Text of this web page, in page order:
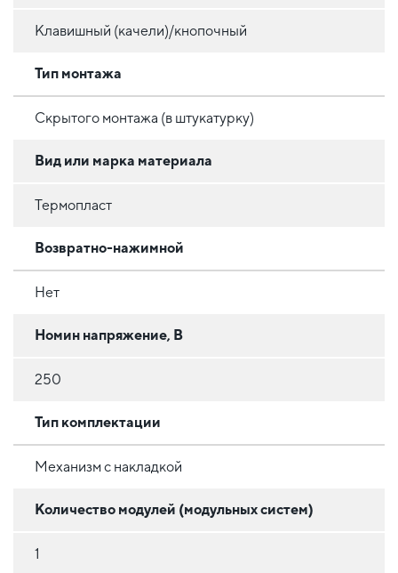
Клавишный (качели)/кнопочный
Тип монтажа
Скрытого монтажа (в штукатурку)
Вид или марка материала
Термопласт
Возвратно-нажимной
Нет
Номин напряжение, В
250
Тип комплектации
Механизм с накладкой
Количество модулей (модульных систем)
1